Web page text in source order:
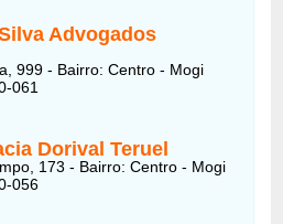
Advogados
999 - Bairro: Centro - Mogi
061
Dorival Teruel
173 - Bairro: Centro - Mogi
056